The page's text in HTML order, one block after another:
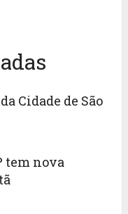
Cidade de São
tem nova